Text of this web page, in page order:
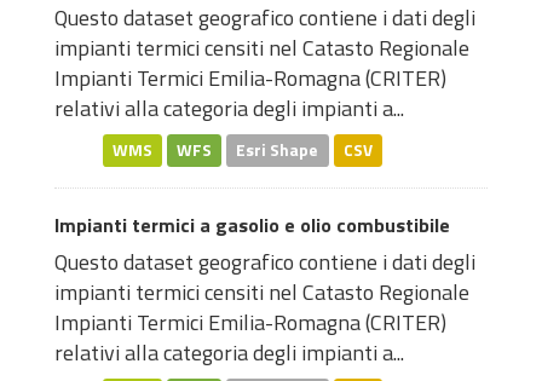
Questo dataset geografico contiene i dati degli
impianti termici censiti nel Catasto Regionale
Impianti Termici Emilia-Romagna (CRITER)
relativi alla categoria degli impianti a...
WMS WFS Esri Shape CSV
Impianti termici a gasolio e olio combustibile
Questo dataset geografico contiene i dati degli
impianti termici censiti nel Catasto Regionale
Impianti Termici Emilia-Romagna (CRITER)
relativi alla categoria degli impianti a...